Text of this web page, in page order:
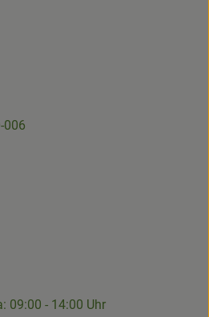
006
www.instagram.com/die.hofkiste/
https://www.facebook.com/p/Die-
09:00 - 14:00 Uhr